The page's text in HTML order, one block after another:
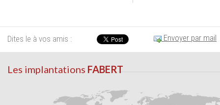
Dites le à vos amis : Envoyer par mail
Les implantations FABERT